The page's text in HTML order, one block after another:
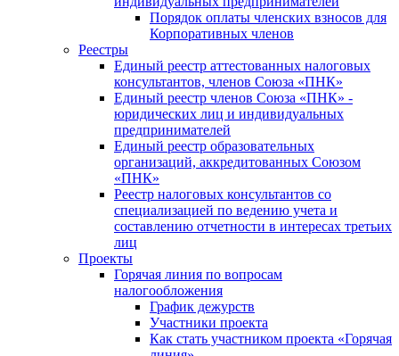
Порядок оплаты членских взносов для
Корпоративных членов
Реестры
Единый реестр аттестованных налоговых
консультантов, членов Союза «ПНК»
Единый реестр членов Союза «ПНК» -
юридических лиц и индивидуальных
предпринимателей
Единый реестр образовательных
организаций, аккредитованных Союзом
«ПНК»
Реестр налоговых консультантов со
специализацией по ведению учета и
составлению отчетности в интересах третьих
лиц
Проекты
Горячая линия по вопросам
налогообложения
График дежурств
Участники проекта
Как стать участником проекта «Горячая